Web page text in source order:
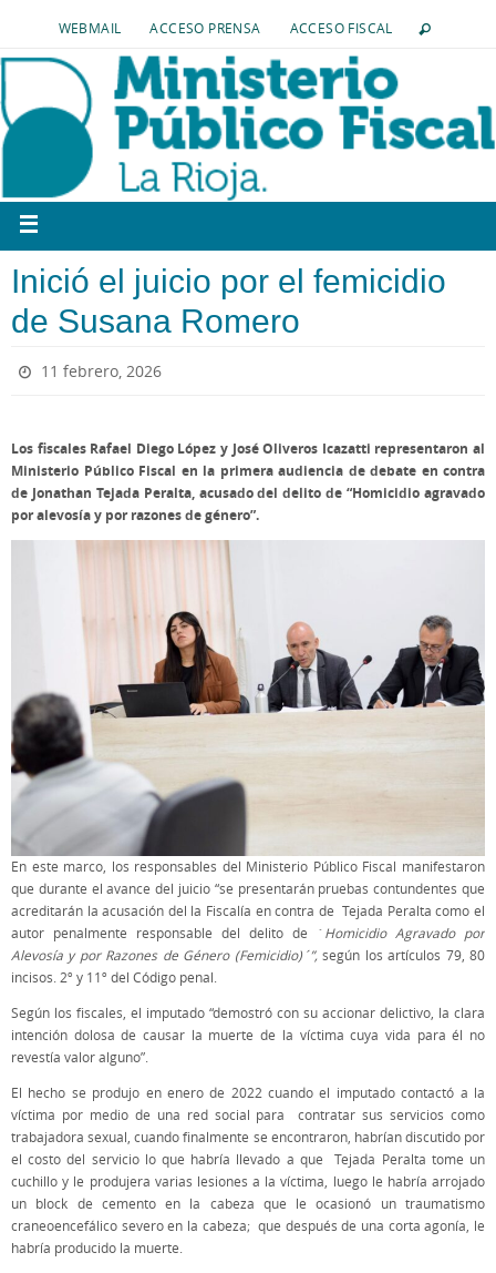
WEBMAIL ACCESO PRENSA ACCESO FISCAL
Inició el juicio por el femicidio
de Susana Romero
11 febrero, 2026
Los fiscales Rafael Diego López y José Oliveros Icazatti representaron al
Ministerio Público Fiscal en la primera audiencia de debate en contra
de Jonathan Tejada Peralta, acusado del delito de “Homicidio agravado
por alevosía y por razones de género”.
En este marco, los responsables del Ministerio Público Fiscal manifestaron
que durante el avance del juicio “se presentarán pruebas contundentes que
acreditarán la acusación del la Fiscalía en contra de Tejada Peralta como el
autor penalmente responsable del delito de ´ Homicidio Agravado por
Alevosía y por Razones de Género (Femicidio)´”,según los artículos 79, 80
incisos. 2º y 11º del Código penal.
Según los fiscales, el imputado “demostró con su accionar delictivo, la clara
intención dolosa de causar la muerte de la víctima cuya vida para él no
revestía valor alguno”.
El hecho se produjo en enero de 2022 cuando el imputado contactó a la
víctima por medio de una red social para contratar sus servicios como
trabajadora sexual, cuando finalmente se encontraron, habrían discutido por
el costo del servicio lo que habría llevado a que Tejada Peralta tome un
cuchillo y le produjera varias lesiones a la víctima, luego le habría arrojado
un block de cemento en la cabeza que le ocasionó un traumatismo
craneoencefálico severo en la cabeza; que después de una corta agonía, le
habría producido la muerte.